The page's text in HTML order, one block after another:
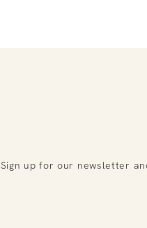
Sign up for our newsletter